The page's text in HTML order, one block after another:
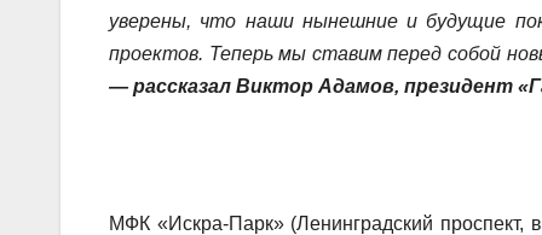
уверены, что наши нынешние и будущие
проектов. Теперь мы ставим перед собой
— рассказал Виктор Адамов, президент
МФК «Искра-Парк» (Ленинградский